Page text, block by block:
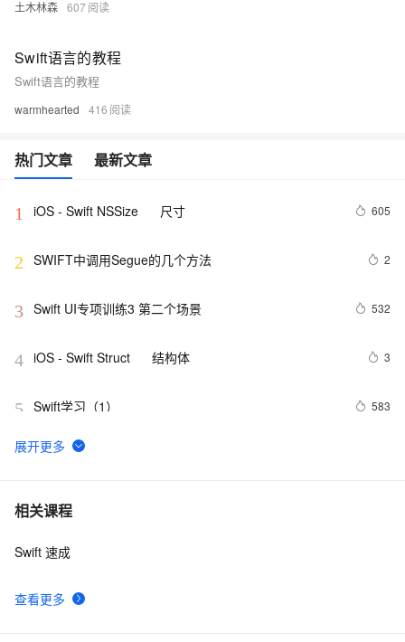
土木林森 607
Swift语言的教程
Swift语言的教程
warmhearted 416
热门文章 最新文章
1 iOS - Swift NSSize      尺寸 605
2 SWIFT中调用Segue的几个方法 2
3 Swift UI专项训练3 第二个场景 532
4 iOS - Swift Struct      结构体 3
5 Swift学习（1） 583
6 Swift 元组(Tuples)介绍
7 Swift语言指南(八)--语言基础之元组
8 Object-C---&gt;Swift之(三)nil合并运算符、范围运算符
9 《从零开始学Swift》学习笔记（Day 50）——扩展计算
相关课程
查看更多
Swift 速成